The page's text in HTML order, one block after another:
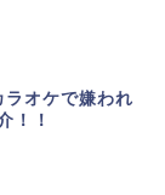
ラオケで嫌われ
！！